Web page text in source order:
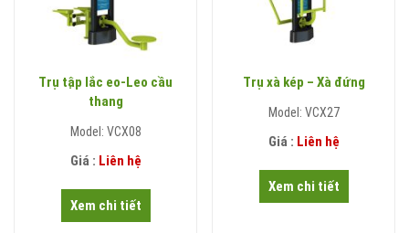
Trụ tập lắc eo-Leo cầu
thang
Model: VCX08
Giá : Liên hệ
Xem chi tiết
Trụ xà kép – Xà đứng
Model: VCX27
Giá : Liên hệ
Xem chi tiết